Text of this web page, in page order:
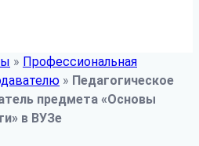
» Профессиональная
» Педагогическое
предмета «Основы
в ВУЗе